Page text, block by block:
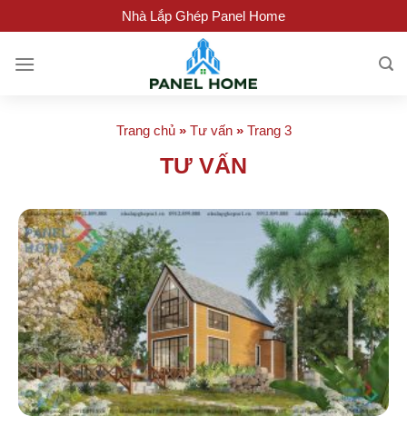
to
content
Nhà Lắp Ghép Panel Home
Trang chủ» Tư vấn» Trang 3
TƯ VẤN